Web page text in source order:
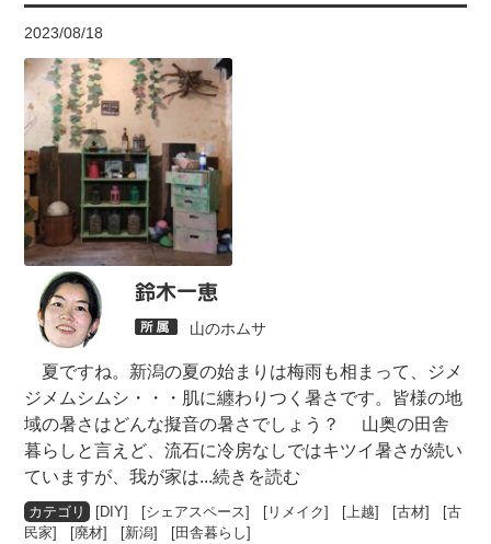
2023/08/18
鈴木一恵
山のホムサ
夏ですね。新潟の夏の始まりは梅雨も相まって、ジメ
ジメムシムシ・・・肌に纏わりつく暑さです。皆様の地
域の暑さはどんな擬音の暑さでしょう？ 山奥の田舎
暮らしと言えど、流石に冷房なしではキツイ暑さが続い
ていますが、我が家は...続きを読む
[DIY] [シェアスペース] [ リメイク] [ 上越] [古材] [古
民家] [廃材] [新潟] [田舎暮らし]